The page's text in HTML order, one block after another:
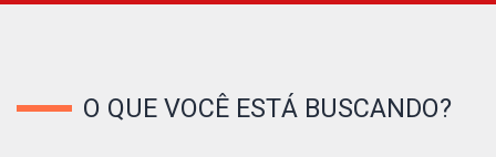
O QUE VOCÊ ESTÁ BUSCANDO?